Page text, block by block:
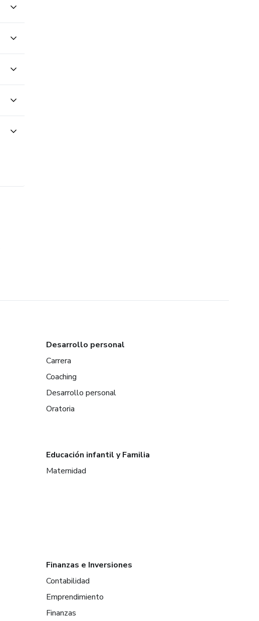
Desarrollo personal
Carrera
Coaching
Desarrollo personal
Oratoria
Educación infantil y Familia
Maternidad
Finanzas e Inversiones
Contabilidad
Emprendimiento
Finanzas